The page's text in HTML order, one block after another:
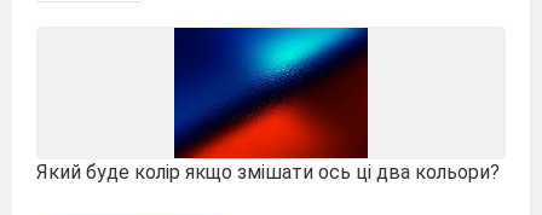
Який буде колір якщо змішати ось ці два кольори?